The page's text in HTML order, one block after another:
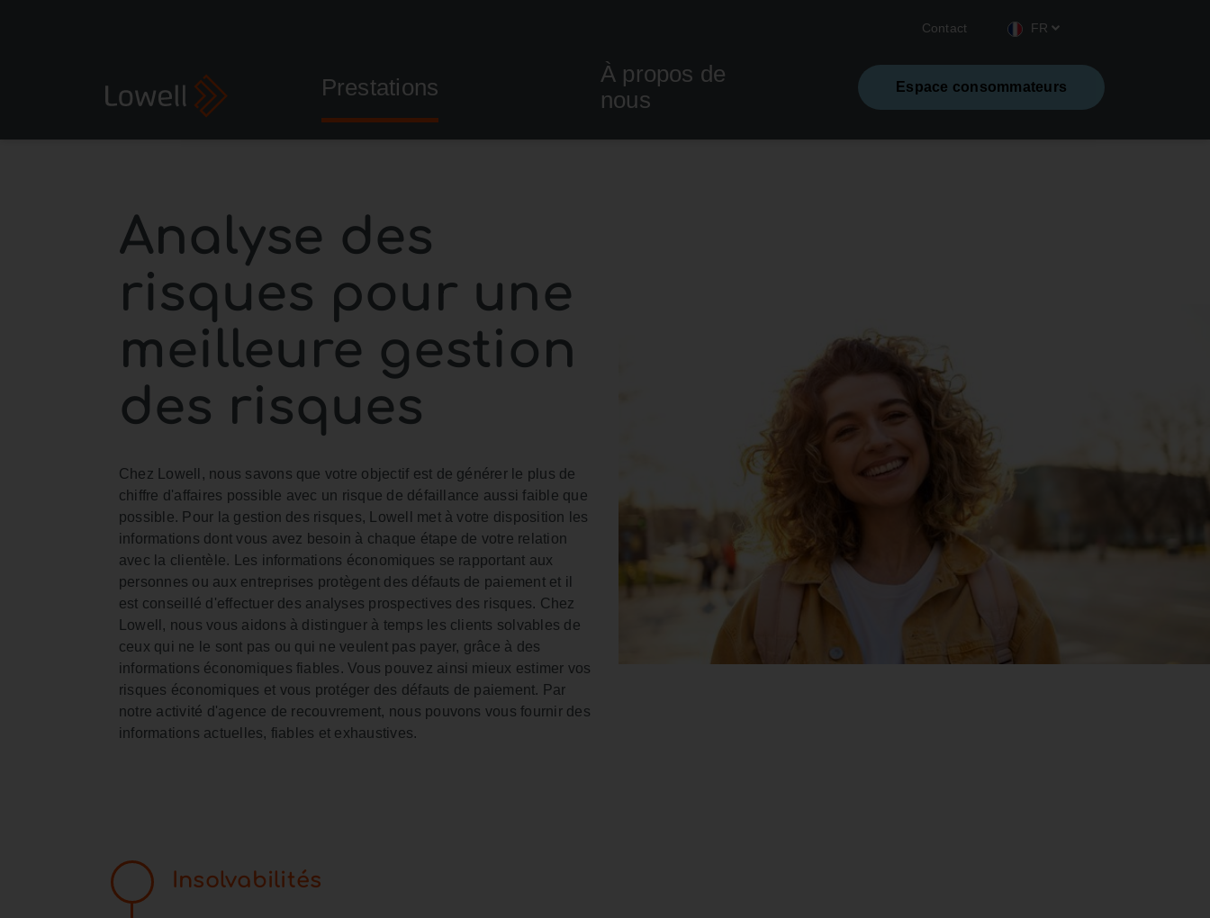
Contact FR
Espace consommateurs
Prestations
À propos de
nous
Analyse des
risques pour une
meilleure gestion
des risques
Chez Lowell, nous savons que votre objectif est de générer le plus de
chiffre d'affaires possible avec un risque de défaillance aussi faible que
possible. Pour la gestion des risques, Lowell met à votre disposition les
informations dont vous avez besoin à chaque étape de votre relation
avec la clientèle. Les informations économiques se rapportant aux
personnes ou aux entreprises protègent des défauts de paiement et il
est conseillé d'effectuer des analyses prospectives des risques. Chez
Lowell, nous vous aidons à distinguer à temps les clients solvables de
ceux qui ne le sont pas ou qui ne veulent pas payer, grâce à des
informations économiques fiables. Vous pouvez ainsi mieux estimer vos
risques économiques et vous protéger des défauts de paiement. Par
notre activité d'agence de recouvrement, nous pouvons vous fournir des
informations actuelles, fiables et exhaustives.
Insolvabilités